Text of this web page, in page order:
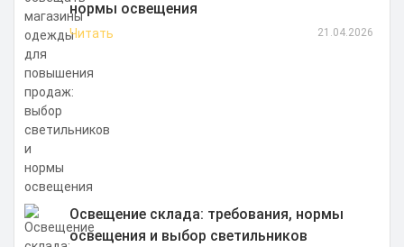
нормы освещения
Читать 21.04.2026
Освещение склада: требования, нормы
освещения и выбор светильников